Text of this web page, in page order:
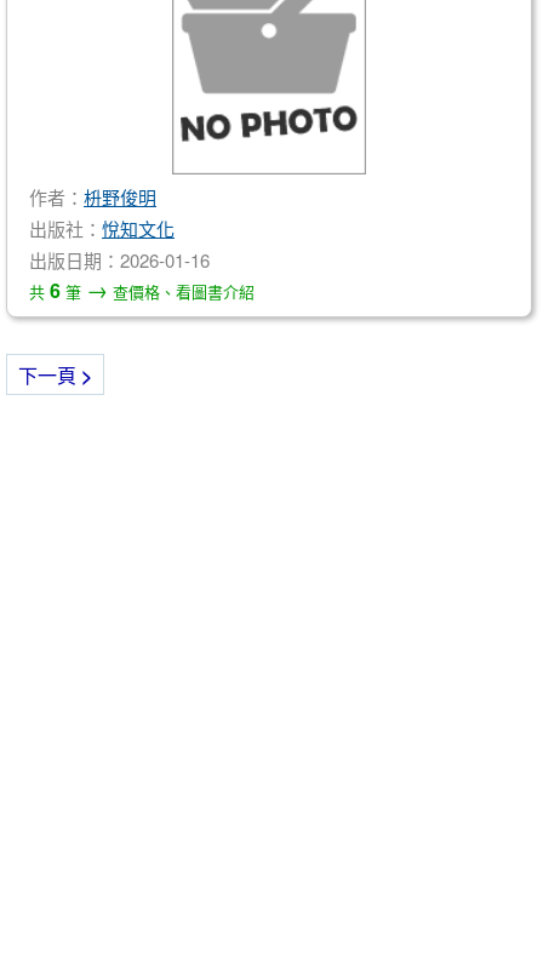
作者： 枡野俊明
出版社： 悅知文化
出版日期：2026-01-16
共 6 筆 → 查價格、看圖書介紹
下一頁 >